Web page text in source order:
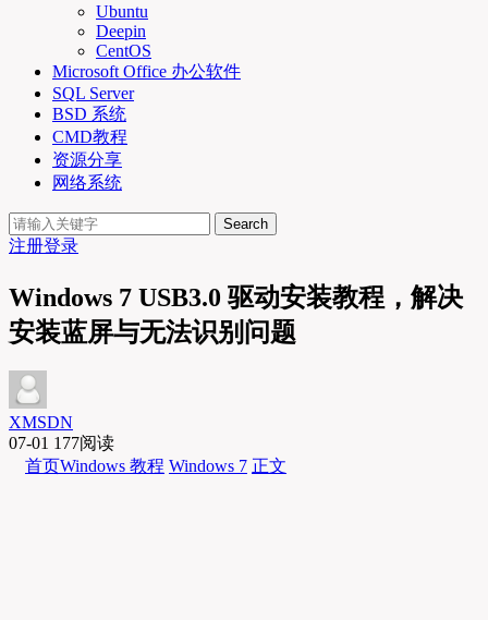
Ubuntu
Deepin
CentOS
Microsoft Office 办公软件
SQL Server
BSD 系统
CMD教程
资源分享
网络系统
Search
注册登录
Windows 7 USB3.0 驱动安装教程，解决
安装蓝屏与无法识别问题
XMSDN
07-01 177阅读
首页Windows 教程 Windows 7 正文